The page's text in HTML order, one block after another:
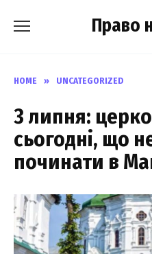
Право
HOME » UNCATEGORIZED
3 липня:
сьогодні, що
починати в